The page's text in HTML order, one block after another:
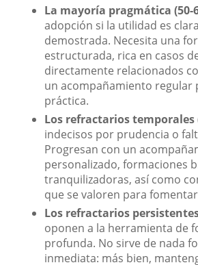
La mayoría pragmática (50-
adopción si la utilidad es
demostrada. Necesita una
estructurada, rica en casos
directamente relacionados
un acompañamiento regular
práctica.
Los refractarios temporales
indecisos por prudencia o
Progresan con un
personalizado, formaciones
tranquilizadoras, así como
que se valoren para
Los refractarios persistentes
oponen a la herramienta de
profunda. No sirve de nada
inmediata: más bien,